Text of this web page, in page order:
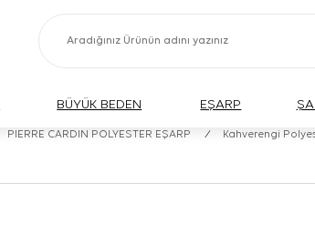
BÜYÜK BEDEN EŞARP
PIERRE CARDIN POLYESTER EŞARP / Kahverengi